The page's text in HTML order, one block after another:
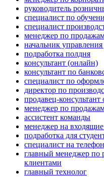
руководитель
специалист по
специалист
менеджер по
начальник
подработка полдня
консультант (онлайн)
консультант по
специалист по
директор по
продавец-
менеджер по
ассистент команды
менеджер на
подработка для
специалист на телефон
главный менеджер по
клиентами
главный технолог